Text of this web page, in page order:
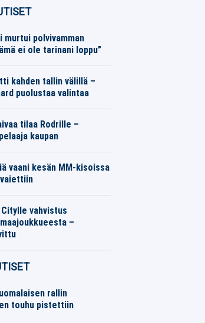
murtui polvivamman
ei ole tarinani loppu”
kahden tallin välillä –
puolustaa valintaa
tilaa Rodrille –
kaupan
vaani kesän MM-kisoissa
vahvistus
–
rallin
touhu pistettiin